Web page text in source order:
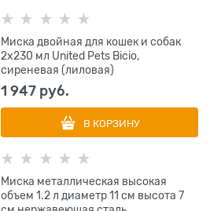
Миска двойная для кошек и собак
2х230 мл United Pets Bicio,
сиреневая (лиловая)
1 947 руб.
В КОРЗИНУ
Миска металлическая высокая
объем 1.2 л диаметр 11 см высота 7